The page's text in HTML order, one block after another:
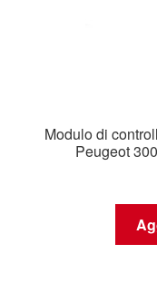
Modulo di
Peugeot